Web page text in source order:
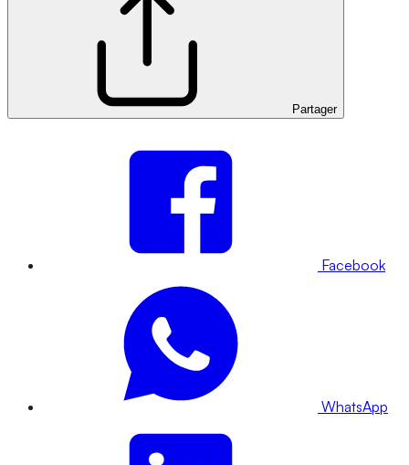
Partager
Facebook
WhatsApp